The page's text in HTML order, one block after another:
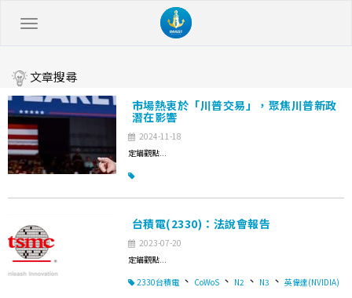
文章搜尋
市場熱衷於「川普交易」，聚焦川普新政
潛在影響
2024-11-18
定錨觀點...
台積電(2330)：法說會報告
2023-07-20
定錨觀點...
2330台積電 、 CoWoS 、 N2 、 N3 、 英偉達(NVIDIA)